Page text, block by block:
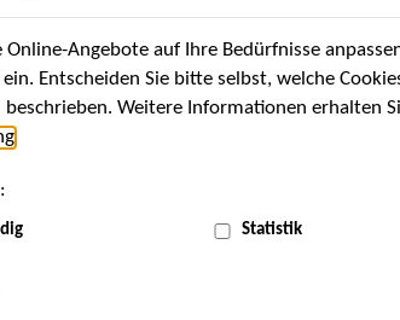
Künstler*innen Über uns
Angebote auf Ihre Bedürfnisse
Entscheiden Sie bitte selbst, welche
Weitere Informationen erhalten
Statistik